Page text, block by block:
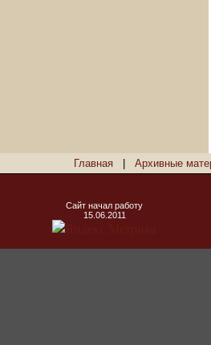
Главная Архивные
Сайт начал работу
15.06.2011